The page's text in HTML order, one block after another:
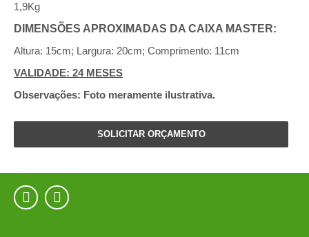
1,9Kg
DIMENSÕES APROXIMADAS DA CAIXA MASTER:
Altura: 15cm; Largura: 20cm; Comprimento: 11cm
VALIDADE: 24 MESES
Observações: Foto meramente ilustrativa.
SOLICITAR ORÇAMENTO
 